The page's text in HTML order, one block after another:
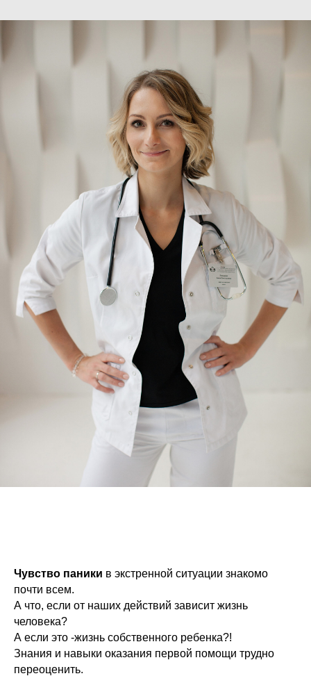
Чувство паники в экстренной ситуации знакомо
почти всем.
А что, если от наших действий зависит жизнь
человека?
А если это -жизнь собственного ребенка?!
Знания и навыки оказания первой помощи трудно
переоценить.